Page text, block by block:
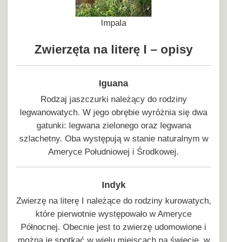
Impala
Zwierzęta na literę I – opisy
Iguana
Rodzaj jaszczurki należący do rodziny
legwanowatych. W jego obrębie wyróżnia się dwa
gatunki: legwana zielonego oraz legwana
szlachetny. Oba występują w stanie naturalnym w
Ameryce Południowej i Środkowej.
Indyk
Zwierzę na literę I należące do rodziny kurowatych,
które pierwotnie występowało w Ameryce
Północnej. Obecnie jest to zwierzę udomowione i